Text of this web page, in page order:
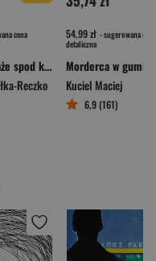
cena
Dług. Reportaże spod kreski
Reczko
54,99 zł - sugerowana cena
detaliczna
Kuciel Maciej
6,9 (161)